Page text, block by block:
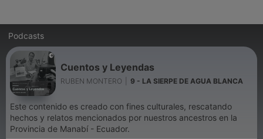
Podcasts
Cuentos y Leyendas
RUBEN MONTERO 9 - LA SIERPE DE AGUA BLANCA
Este contenido es creado con fines culturales, rescatando
hechos y relatos mencionados por nuestros ancestros en la
Provincia de Manabí - Ecuador.